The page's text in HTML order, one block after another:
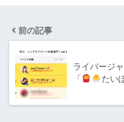
前の記事
ライバージ
「
たい